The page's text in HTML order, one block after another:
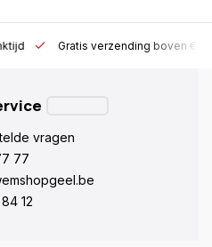
Gratis verzending boven
vragen
77
12